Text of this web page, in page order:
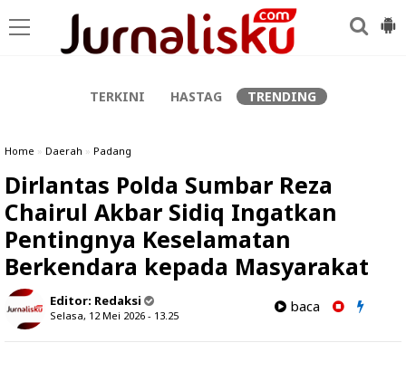
TERKINI HASTAG TRENDING
Home » Daerah » Padang
Dirlantas Polda Sumbar Reza
Chairul Akbar Sidiq Ingatkan
Pentingnya Keselamatan
Berkendara kepada Masyarakat
Editor: Redaksi
Selasa, 12 Mei 2026 - 13.25
baca